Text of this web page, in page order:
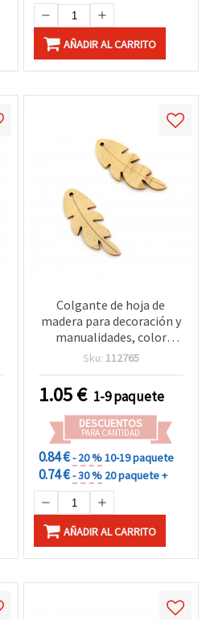
AÑADIR AL CARRITO
Colgante de hoja de
madera para decoración y
manualidades, color
madera natural, 50x20x4
Pack de 5 piezas
Sku: 112765
1.05€ 1-9 paquete
DESCUENTOS
PARA CANTIDAD
0.84 €- 20 %10-19 paquete
0.74 €- 30 % 20 paquete +
AÑADIR AL CARRITO